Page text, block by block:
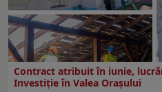
Contract atribuit în iunie,
Investiţie în Valea Oraşului